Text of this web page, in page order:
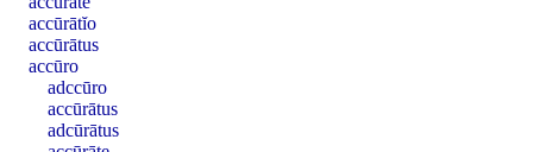
accūrātĭo
accūrātus
accūro
adccūro
accūrātus
adcūrātus